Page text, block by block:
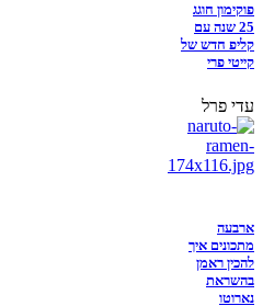
פוקימון חוגג
25 שנה עם
קליפ חדש של
קייטי פרי
עדי פרל
ארבעה
מתכונים איך
להכין ראמן
בהשראת
נארוטו